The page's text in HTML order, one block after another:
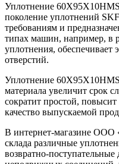
Уплотнение
поколение уплотнений
требованиям и
типах машин, например, в
уплотнения,
отверстий.
Уплотнение
материала увеличит срок
сократит простой,
качество выпускаемой
В интернет-магазине
склада различные
возвратно-